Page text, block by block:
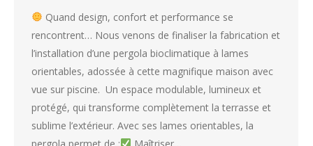
Quand design, confort et performance se
rencontrent… Nous venons de finaliser la fabrication et
l’installation d’une pergola bioclimatique à lames
orientables, adossée à cette magnifique maison avec
vue sur piscine. Un espace modulable, lumineux et
protégé, qui transforme complètement la terrasse et
sublime l’extérieur. Avec ses lames orientables, la
pergola permet de :
Maîtriser…